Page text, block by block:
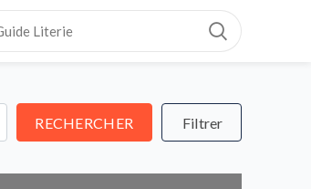
RECHERCHER RECHERCHER